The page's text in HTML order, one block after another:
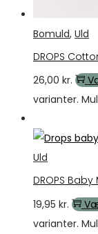
Bomuld, Uld
DROPS
26,00 kr.
varianter.
Uld
DROPS Baby
19,95 kr.
varianter.